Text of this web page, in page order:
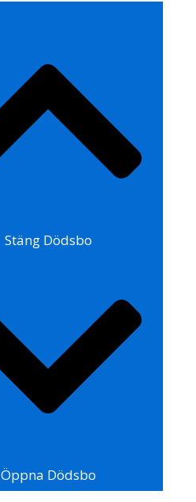
Stäng Dödsbo
Öppna Dödsbo